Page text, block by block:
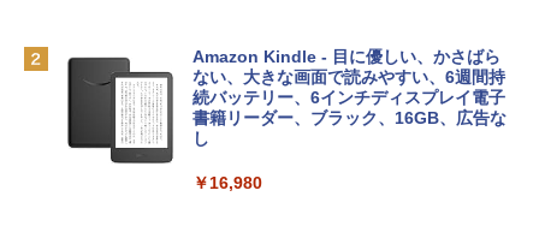
￥162,598
tomtoc 360°保護 15.6 16インチ パソコ
ンケース Dell NEC Lavie ASUS HP dyna
Microsoft Office Home & Business 202
4(最新 永続版)|オンラインコード版|Wind
ows11、10/mac対応|PC2台
￥39,582
出す プロンプトの言葉 AI画像生成シリー
ズ (はぴーイラストLabo)
￥480
ClaudeCode いちばんやさしい 教科書:
Amazon Kindle - 目に優しい、かさばら
ない、大きな画面で読みやすい、6週間持
続バッテリー、6インチディスプレイ電子
書籍リーダー、ブラック、16GB、広告な
し
￥16,980